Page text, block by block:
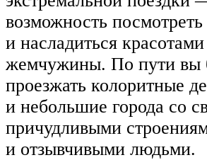
возможность посмотреть
и насладиться
жемчужины. По пути вы
проезжать колоритные
и небольшие города со
причудливыми
и отзывчивыми людьми.